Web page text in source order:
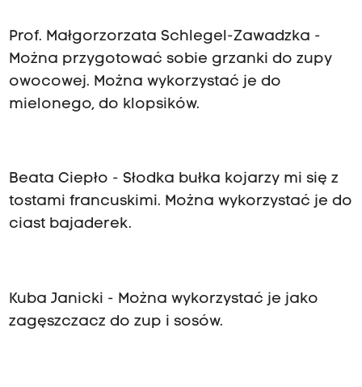
Prof. Małgorzorzata Schlegel-Zawadzka -
Można przygotować sobie grzanki do zupy
owocowej. Można wykorzystać je do
mielonego, do klopsików.
Beata Ciepło - Słodka bułka kojarzy mi się z
tostami francuskimi. Można wykorzystać je do
ciast bajaderek.
Kuba Janicki - Można wykorzystać je jako
zagęszczacz do zup i sosów.